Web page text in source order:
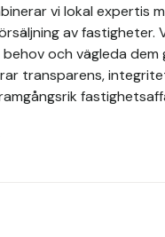
vi lokal
av fastigheter.
och vägleda dem
transparens,